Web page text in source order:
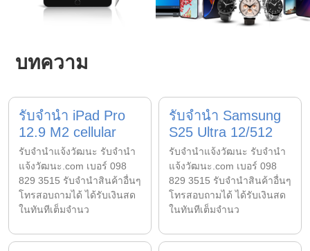
บทความ
รับจำนำ iPad Pro
12.9 M2 cellular
รับจํานําแจ้งวัฒนะ รับจํานํา
แจ้งวัฒนะ.com เบอร์ 098
829 3515 รับจำนำสินค้าอื่นๆ
โทรสอบถามได้ ได้รับเงินสด
ในทันทีเต็มจำนว
รับจำนำ Samsung
S25 Ultra 12/512
รับจํานําแจ้งวัฒนะ รับจํานํา
แจ้งวัฒนะ.com เบอร์ 098
829 3515 รับจำนำสินค้าอื่นๆ
โทรสอบถามได้ ได้รับเงินสด
ในทันทีเต็มจำนว